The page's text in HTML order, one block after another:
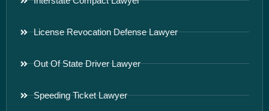
License Revocation Defense Lawyer
Out Of State Driver Lawyer
Speeding Ticket Lawyer